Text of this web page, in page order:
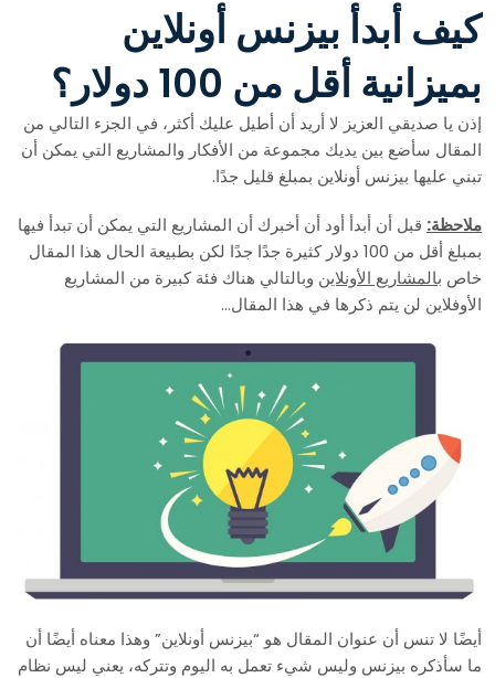
كيف أبدأ بيزنس أونلاين
بميزانية أقل من 100 دولار؟
إذن يا صديقي العزيز لا أريد أن أطيل عليك أكثر، في الجزء التالي من
المقال سأضع بين يديك مجموعة من الأفكار والمشاريع التي يمكن أن
تبني عليها بيزنس أونلاين بمبلغ قليل جدًا.
ملاحظة: قبل أن أبدأ أود أن أخبرك أن المشاريع التي يمكن أن تبدأ فيها
بمبلغ أقل من 100 دولار كثيرة جدًا جدًا لكن بطبيعة الحال هذا المقال
خاص بالمشاريع الأونلاين وبالتالي هناك فئة كبيرة من المشاريع
الأوفلاين لن يتم ذكرها في هذا المقال…
أيضًا لا تنس أن عنوان المقال هو “بيزنس أونلاين” وهذا معناه أيضًا أن
ما سأذكره بيزنس وليس شيء تعمل به اليوم وتتركه، يعني ليس نظام